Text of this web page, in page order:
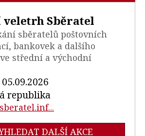
Sběratel
sběratelů poštovních
bankovek a dalšího
střední a východní
republika
DALŠÍ AKCE